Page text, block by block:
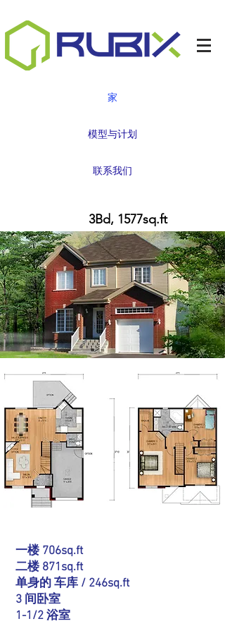
家
模型与计划
联系我们
3Bd, 1577sq.ft
一楼 706sq.ft
二楼 871sq.ft
单身的 车库 / 246sq.ft
3 间卧室
1-1/2 浴室